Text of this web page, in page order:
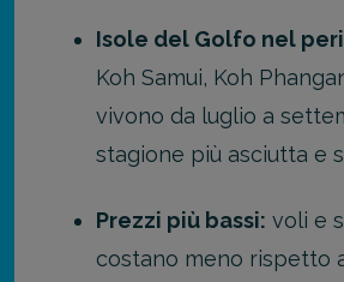
Isole del Golfo nel
Koh Samui, Koh
vivono da luglio a
stagione più asciutta e
Prezzi più bassi: voli e
costano meno rispetto